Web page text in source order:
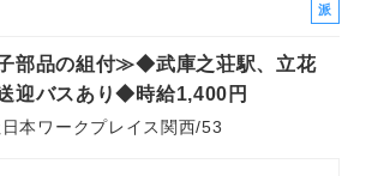
派
部品の組付≫◆武庫之荘駅、立花
迎バスあり◆時給1,400円
本ワークプレイス関西/53